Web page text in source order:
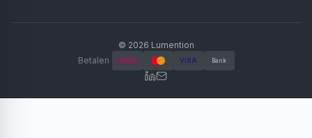
© 2026 Lumention
Betalen
iDEAL VISA Bank